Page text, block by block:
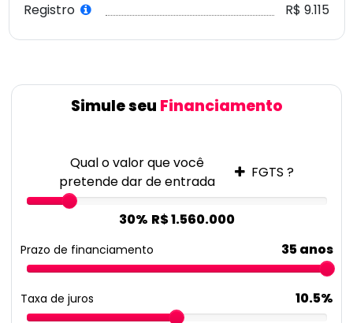
Registro
R$ 9.115
Simule seu Financiamento
Qual o valor que você
pretende dar de entrada
FGTS ?
30% R$ 1.560.000
Prazo de financiamento 35 anos
Taxa de juros 10.5%